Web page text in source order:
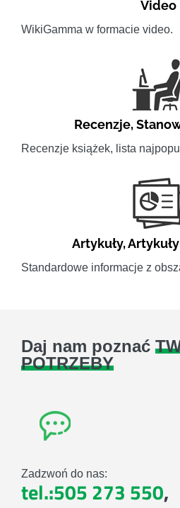
Video
WikiGamma w formacie video.
Recenzje,
Recenzje książek, lista
Artykuły,
Standardowe informacje z
Daj nam poznać
POTRZEBY
Zadzwoń do nas:
tel.:505 273 550,